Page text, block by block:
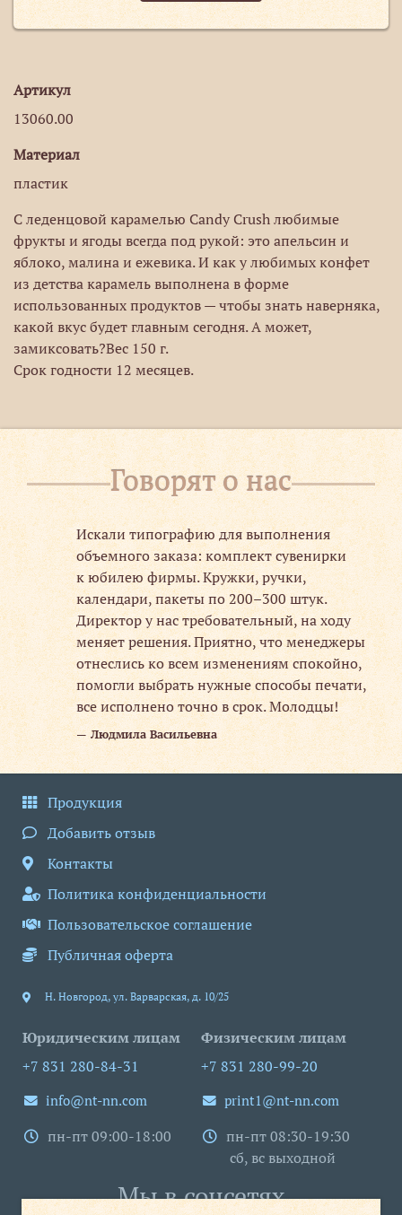
Артикул
13060.00
Материал
пластик
С леденцовой карамелью Candy Crush любимые
фрукты и ягоды всегда под рукой: это апельсин и
яблоко, малина и ежевика. И как у любимых конфет
из детства карамель выполнена в форме
использованных продуктов — чтобы знать наверняка,
какой вкус будет главным сегодня. А может,
замиксовать?Вес 150 г.
Срок годности 12 месяцев.
Говорят о нас
Искали типографию для выполнения
объемного заказа: комплект сувенирки
к юбилею фирмы. Кружки, ручки,
календари, пакеты по 200–300 штук.
Директор у нас требовательный, на ходу
меняет решения. Приятно, что менеджеры
отнеслись ко всем изменениям спокойно,
помогли выбрать нужные способы печати,
все исполнено точно в срок. Молодцы!
Людмила Васильевна
Продукция
Добавить отзыв
Контакты
Политика конфиденциальности
Пользовательское соглашение
Публичная оферта
Н. Новгород, ул. Варварская, д. 10/25
Юридическим лицам
+7 831 280-84-31
info@nt-nn.com
пн-пт 09:00-18:00
Физическим лицам
+7 831 280-99-20
print1@nt-nn.com
пн-пт 08:30-19:30
сб, вс выходной
Мы в соцсетях